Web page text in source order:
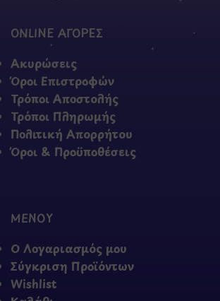
ONLINE ΑΓΟΡΕΣ
Ακυρώσεις
Όροι Επιστροφών
Τρόποι Αποστολής
Τρόποι Πληρωμής
Πολιτική Απορρήτου
Όροι & Προϋποθέσεις
ΜΕΝΟΥ
Ο Λογαριασμός μου
Σύγκριση Προϊόντων
Wishlist